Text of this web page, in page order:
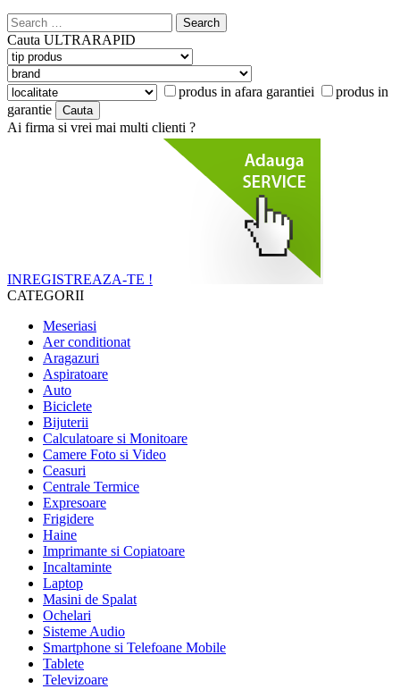
Search
for:
Cauta ULTRARAPID
produs in afara garantiei
produs in
garantie
Ai firma si vrei mai multi clienti ?
INREGISTREAZA-TE !
CATEGORII
Meseriasi
Aer conditionat
Aragazuri
Aspiratoare
Auto
Biciclete
Bijuterii
Calculatoare si Monitoare
Camere Foto si Video
Ceasuri
Centrale Termice
Expresoare
Frigidere
Haine
Imprimante si Copiatoare
Incaltaminte
Laptop
Masini de Spalat
Ochelari
Sisteme Audio
Smartphone si Telefoane Mobile
Tablete
Televizoare